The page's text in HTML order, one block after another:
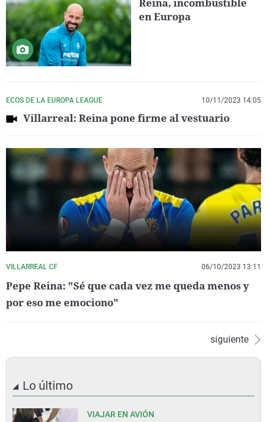
en Europa
ECOS DE LA EUROPA LEAGUE 10/11/2023 14:05
Villarreal: Reina pone firme al vestuario
VILLARREAL CF 06/10/2023 13:11
Pepe Reina: "Sé que cada vez me queda menos y
por eso me emociono"
siguiente
Lo último
VIAJAR EN AVIÓN